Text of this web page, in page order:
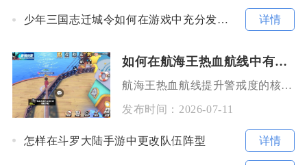
少年三国志迁城令如何在游戏中充分发挥其作用 详情
如何在航海王热血航线中有效地增加警戒度
航海王热血航线提升警戒度的核心方式为完整通关勇闯推进城当期开放层级，等待周期结算后即可稳定
发布时间： 2026-07-11
怎样在斗罗大陆手游中更改队伍阵型 详情